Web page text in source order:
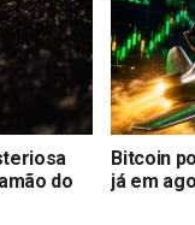
do
Bitcoin
já em